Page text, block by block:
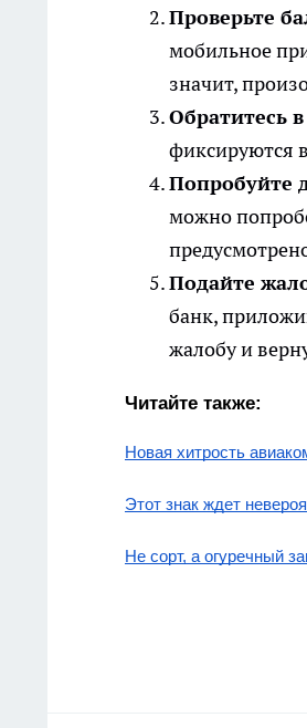
Проверьте
мобильное
значит,
Обратитесь
фиксируются
Попробуйте
можно
Подайте
банк,
жалобу и
Читайте также:
Новая хитрость
Этот знак ждет
Не сорт, а огуречный